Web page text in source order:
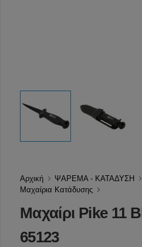
Αρχική ΨΑΡΕΜΑ - ΚΑΤΑΔΥΣΗ
Μαχαίρια Κατάδυσης
Μαχαίρι Pike 11
65123